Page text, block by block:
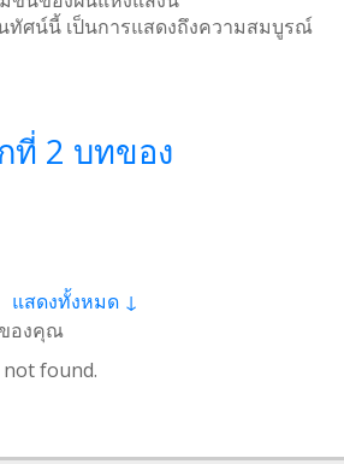
ศน์นี้ เป็นการแสดงถึงความสมบูรณ์
ที่ 2 บทของ
แสดงทั้งหมด ↓
องคุณ
found.